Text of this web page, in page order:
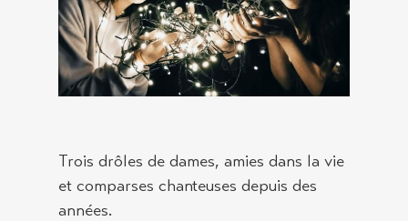
Trois drôles de dames, amies dans la vie
et comparses chanteuses depuis des
années.